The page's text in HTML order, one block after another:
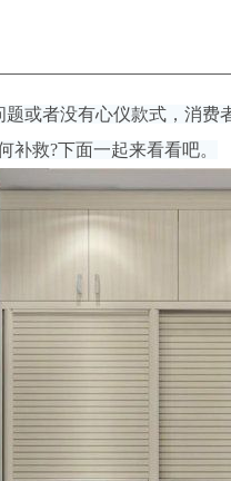
或者没有心仪款式，消
救?下面一起来看看吧。